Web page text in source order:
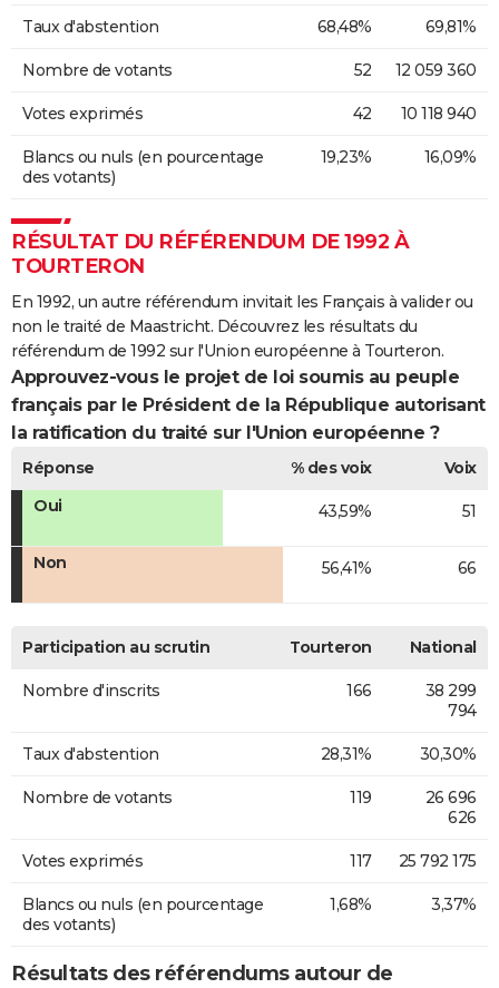
Taux d'abstention 68,48% 69,81%
Nombre de votants 52 12 059 360
Votes exprimés 42 10 118 940
Blancs ou nuls (en pourcentage
des votants)
19,23% 16,09%
RÉSULTAT DU RÉFÉRENDUM DE 1992 À
TOURTERON
En 1992, un autre référendum invitait les Français à valider ou
non le traité de Maastricht. Découvrez les résultats du
référendum de 1992 sur l'Union européenne à Tourteron.
Approuvez-vous le projet de loi soumis au peuple
français par le Président de la République autorisant
la ratification du traité sur l'Union européenne ?
Réponse % des voix
Voix
Oui
43,59% 51
Non 56,41% 66
Participation au scrutin Tourteron National
Nombre d'inscrits 166
38 299
794
Taux d'abstention 28,31% 30,30%
Nombre de votants 119
26 696
626
Votes exprimés 117 25 792 175
Blancs ou nuls (en pourcentage
des votants)
1,68% 3,37%
Résultats des référendums autour de